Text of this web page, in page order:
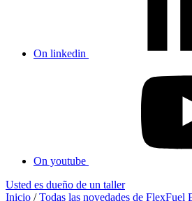
On linkedin
On youtube
Usted es dueño de un taller
Inicio /Todas las novedades de